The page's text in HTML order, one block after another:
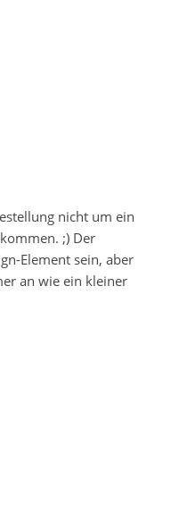
nicht um ein
;) Der
Element sein, aber
an wie ein kleiner